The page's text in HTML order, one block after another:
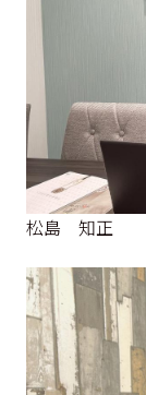
松島 知正